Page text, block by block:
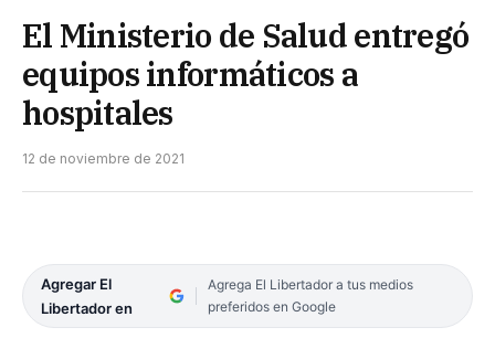
El Ministerio de Salud entregó
equipos informáticos a
hospitales
12 de noviembre de 2021
Agregar El
Libertador en
Agrega El Libertador a tus medios
preferidos en Google